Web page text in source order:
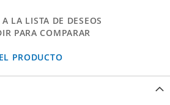
LA LISTA DE DESEOS
PARA COMPARAR
PRODUCTO